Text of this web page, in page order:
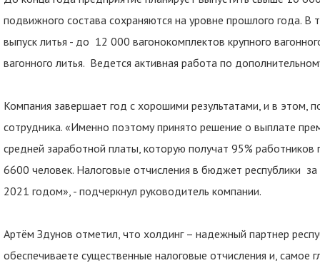
подвижного состава сохраняются на уровне прошлого года. В
выпуск литья - до 12 000 вагонокомплектов крупного
вагонного литья. Ведется активная работа по
Компания завершает год с хорошими результатами, и в этом,
сотрудника. «Именно поэтому принято решение о выплате
средней заработной платы, которую получат 95%
6600 человек. Налоговые отчисления в бюджет республики
2021 годом», - подчеркнул руководитель компании.
Артём Здунов отметил, что холдинг – надежный партнер
обеспечиваете существенные налоговые отчисления и, самое